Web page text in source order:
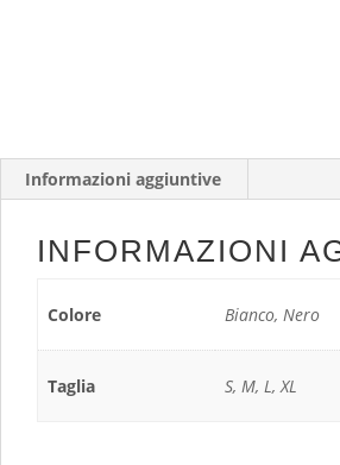
Informazioni aggiuntive
INFORMAZIONI
Colore Bianco, Nero
Taglia S, M, L, XL